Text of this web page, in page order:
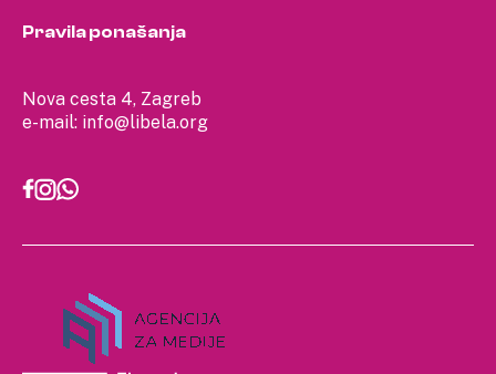
Nova cesta 4, Zagreb
e-mail: info@libela.org
Pravila ponašanja